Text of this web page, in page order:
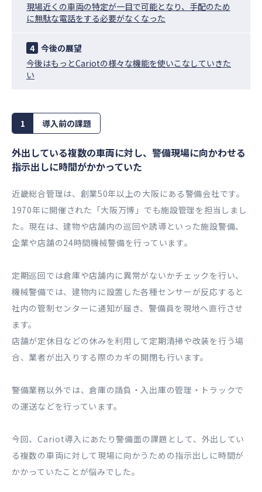
現場近くの車両の特定が一目で可能となり、手配のため
に無駄な電話をする必要がなくなった
4 今後の展望
今後はもっとCariotの様々な機能を使いこなしていきた
い
1 導入前の課題
外出している複数の車両に対し、警備現場に向かわせる
指示出しに時間がかかっていた
近畿総合管理は、創業50年以上の大阪にある警備会社です。
1970年に開催された「大阪万博」でも施設管理を担当しまし
た。現在は、建物や店舗内の巡回や誘導といった施設警備、
企業や店舗の24時間機械警備を行っています。
定期巡回では倉庫や店舗内に異常がないかチェックを行い、
機械警備では、建物内に設置した各種センサーが反応すると
社内の管制センターに通知が届き、警備員を現地へ直行させ
ます。
店舗が定休日などの休みを利用して定期清掃や改装を行う場
合、業者が出入りする際のカギの開閉も行います。
警備業務以外では、倉庫の請負・入出庫の管理・トラックで
の運送などを行っています。
今回、Cariot導入にあたり警備面の課題として、外出してい
る複数の車両に対して現場に向かうための指示出しに時間が
かかっていたことが悩みでした。